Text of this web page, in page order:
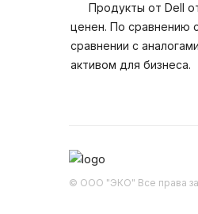
Продукты от Dell
ценен. По сравнению
сравнении с
активом для бизнеса.
© ООО "ЭКО" Все права